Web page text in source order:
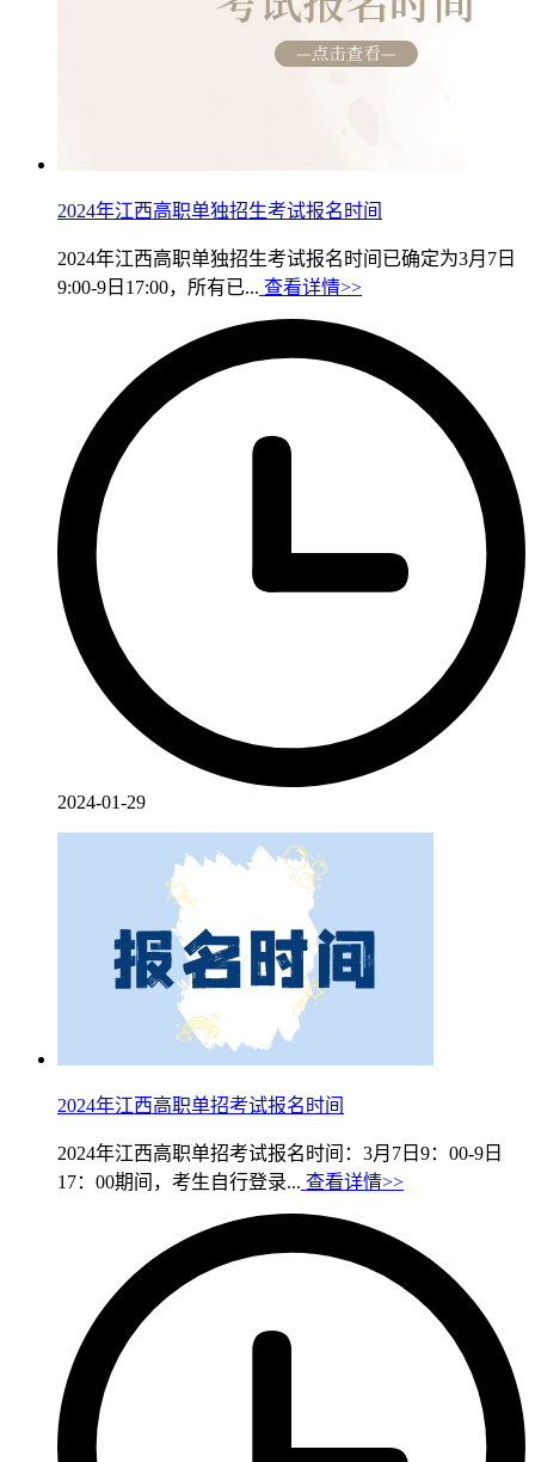
2024年江西高职单独招生考试报名时间
2024年江西高职单独招生考试报名时间已确定为3月7日
9:00-9日17:00，所有已... 查看详情>>
2024-01-29
2024年江西高职单招考试报名时间
2024年江西高职单招考试报名时间：3月7日9：00-9日
17：00期间，考生自行登录... 查看详情>>